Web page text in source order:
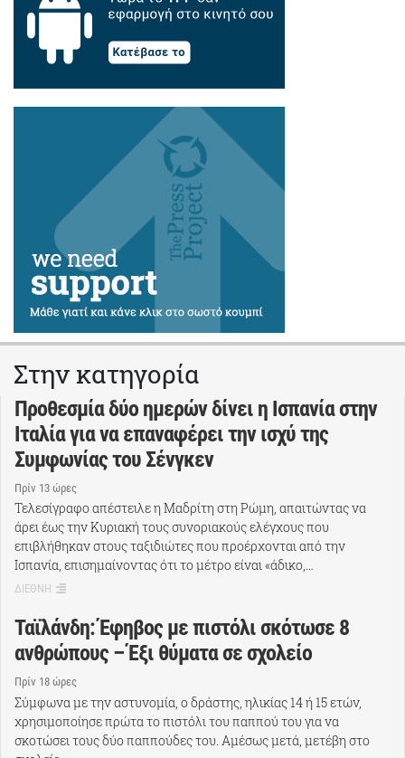
Στην κατηγορία
Προθεσμία δύο ημερών δίνει η Ισπανία στην
Ιταλία για να επαναφέρει την ισχύ της
Συμφωνίας του Σένγκεν
Πρίν 13 ώρες
Τελεσίγραφο απέστειλε η Μαδρίτη στη Ρώμη, απαιτώντας να
άρει έως την Κυριακή τους συνοριακούς ελέγχους που
επιβλήθηκαν στους ταξιδιώτες που προέρχονται από την
Ισπανία, επισημαίνοντας ότι το μέτρο είναι «άδικο,…
ΔΙΕΘΝΗ
Ταϊλάνδη: Έφηβος με πιστόλι σκότωσε 8
ανθρώπους – Έξι θύματα σε σχολείο
Πρίν 18 ώρες
Σύμφωνα με την αστυνομία, ο δράστης, ηλικίας 14 ή 15 ετών,
χρησιμοποίησε πρώτα το πιστόλι του παππού του για να
σκοτώσει τους δύο παππούδες του. Αμέσως μετά, μετέβη στο